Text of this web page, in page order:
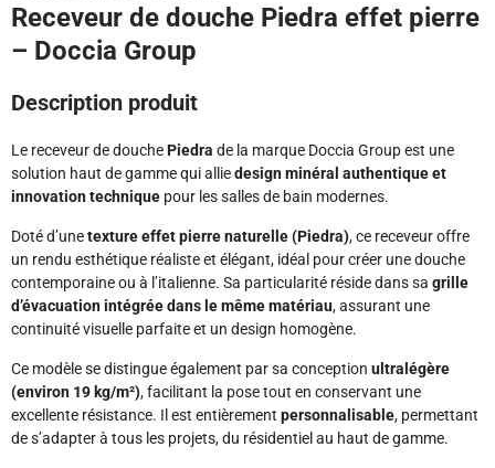
Receveur de douche Piedra effet pierre
– Doccia Group
Description produit
Le receveur de douchePiedra de la marque Doccia Group est une
solution haut de gamme qui alliedesign minéral authentique et
innovation technique pour les salles de bain modernes.
Doté d’unetexture effet pierre naturelle (Piedra), ce receveur offre
un rendu esthétique réaliste et élégant, idéal pour créer une douche
contemporaine ou à l’italienne. Sa particularité réside dans sa grille
d’évacuation intégrée dans le même matériau, assurant une
continuité visuelle parfaite et un design homogène.
Ce modèle se distingue également par sa conception ultralégère
(environ 19 kg/m²), facilitant la pose tout en conservant une
excellente résistance. Il est entièrement personnalisable, permettant
de s’adapter à tous les projets, du résidentiel au haut de gamme.